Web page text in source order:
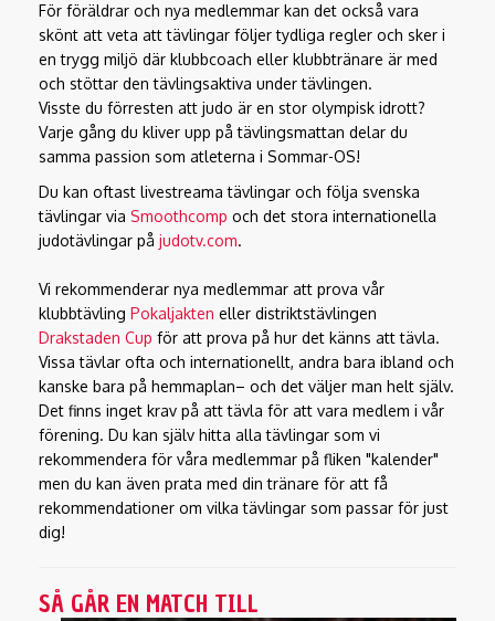
För föräldrar och nya medlemmar kan det också vara
skönt att veta att tävlingar följer tydliga regler och sker i
en trygg miljö där klubbcoach eller klubbtränare är med
och stöttar den tävlingsaktiva under tävlingen.
Visste du förresten att judo är en stor olympisk idrott?
Varje gång du kliver upp på tävlingsmattan delar du
samma passion som atleterna i Sommar-OS!
Du kan oftast livestreama tävlingar och följa svenska
tävlingar via Smoothcomp och det stora internationella
judotävlingar på judotv.com.
Vi rekommenderar nya medlemmar att prova vår
klubbtävling Pokaljakten eller distriktstävlingen
Drakstaden Cup för att prova på hur det känns att tävla.
Vissa tävlar ofta och internationellt, andra bara ibland och
kanske bara på hemmaplan– och det väljer man helt själv.
Det finns inget krav på att tävla för att vara medlem i vår
förening. Du kan själv hitta alla tävlingar som vi
rekommendera för våra medlemmar på fliken "kalender"
men du kan även prata med din tränare för att få
rekommendationer om vilka tävlingar som passar för just
dig!
SÅ GÅR EN MATCH TILL